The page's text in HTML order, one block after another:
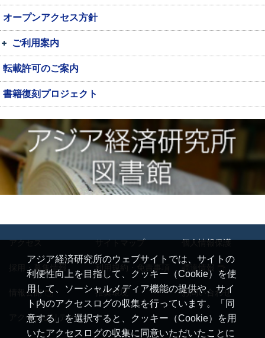
オープンアクセス方針
ご利用案内
転載許可のご案内
書籍復刻プロジェクト
アジア経済研究所のウェブサイトでは、サイトの
利便性向上を目指して、クッキー（Cookie）を使
用して、ソーシャルメディア機能の提供や、サイ
ト内のアクセスログの収集を行っています。「同
意する」を選択すると、クッキー（Cookie）を用
いたアクセスログの収集に同意いただいたことに
アクセス サイトマップ 個人情報保護
採用・募集情報 利用規約・免責事項 調達情報
情報公開 推奨環境 お問い合わせ
アクセシビリティ